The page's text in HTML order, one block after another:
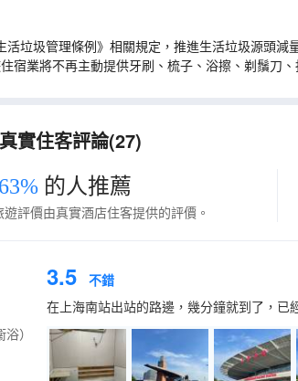
活垃圾管理條例》相關規定，推進生活垃圾源頭
宿業將不再主動提供牙刷、梳子、浴擦、剃鬚刀
實住客評論(27)
63% 的人推薦
遊評價由真實酒店住客提供的評價。
）
3.5 不錯
在上海南站出站的路邊，幾分鐘就到了，